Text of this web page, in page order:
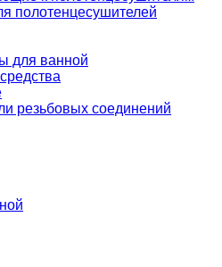
полотенцесушителей
для ванной
резьбовых соединений